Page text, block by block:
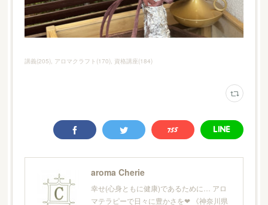
講義(205) アロマクラフト (170) 資格講座(184)
aroma Cherie
幸せ(心身ともに健康)であるために… アロ
マテラピーで日々に豊かさを❤︎ 《神奈川県